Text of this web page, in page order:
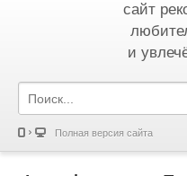
сайт
и
Полная версия сайта